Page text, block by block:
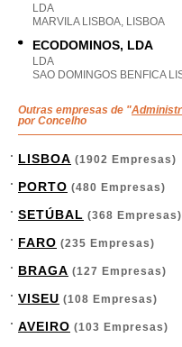
LDA
MARVILA LISBOA, LISBOA
ECODOMINOS, LDA
LDA
SAO DOMINGOS BENFICA
Outras empresas de "
por Concelho
LISBOA (1902 Empresas)
PORTO (480 Empresas)
SETÚBAL (368 Empresas)
FARO (235 Empresas)
BRAGA (127 Empresas)
VISEU (108 Empresas)
AVEIRO (103 Empresas)